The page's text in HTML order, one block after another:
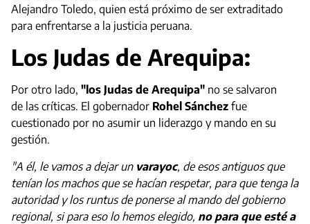
Alejandro Toledo, quien está próximo de ser extraditado
para enfrentarse a la justicia peruana.
Los Judas de Arequipa:
Por otro lado, "los Judas de Arequipa" no se salvaron
de las críticas. El gobernador Rohel Sánchez fue
cuestionado por no asumir un liderazgo y mando en su
gestión.
"A él, le vamos a dejar unvarayoc, de esos antiguos que
tenían los machos que se hacían respetar, para que tenga la
autoridad y los runtus de ponerse al mando del gobierno
regional, si para eso lo hemos elegido, no para que esté a